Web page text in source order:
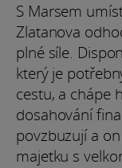
S Marsem
Zlatanova
plné síle.
který je
cestu, a chápe
dosahování
povzbuzují a
majetku s